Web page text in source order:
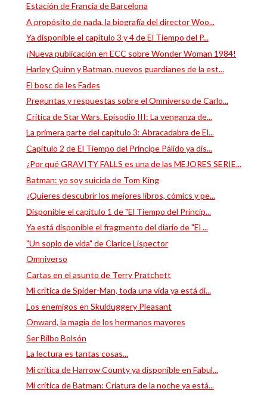
Estación de Francia de Barcelona
A propósito de nada, la biografía del director Woo...
Ya disponible el capítulo 3 y 4 de El Tiempo del P...
¡Nueva publicación en ECC sobre Wonder Woman 1984!
Harley Quinn y Batman, nuevos guardianes de la est...
El bosc de les Fades
Preguntas y respuestas sobre el Omniverso de Carlo...
Crítica de Star Wars. Episodio III: La venganza de...
La primera parte del capítulo 3: Abracadabra de El...
Capítulo 2 de El Tiempo del Príncipe Pálido ya dis...
¿Por qué GRAVITY FALLS es una de las MEJORES SERIE...
Batman: yo soy suicida de Tom King
¿Quieres descubrir los mejores libros, cómics y pe...
Disponible el capítulo 1 de "El Tiempo del Príncip...
Ya está disponible el fragmento del diario de "El ...
"Un soplo de vida" de Clarice Lispector
Omniverso
Cartas en el asunto de Terry Pratchett
Mi crítica de Spider-Man, toda una vida ya está di...
Los enemigos en Skulduggery Pleasant
Onward, la magia de los hermanos mayores
Ser Bilbo Bolsón
La lectura es tantas cosas...
Mi crítica de Harrow County ya disponible en Fabul...
Mi crítica de Batman: Criatura de la noche ya está...